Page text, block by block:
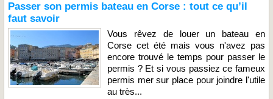
Passer son permis bateau en Corse : tout ce qu’il
faut savoir
Vous rêvez de louer un bateau en
Corse cet été mais vous n'avez pas
encore trouvé le temps pour passer le
permis ? Et si vous passiez ce fameux
permis mer sur place pour joindre l'utile
au très...